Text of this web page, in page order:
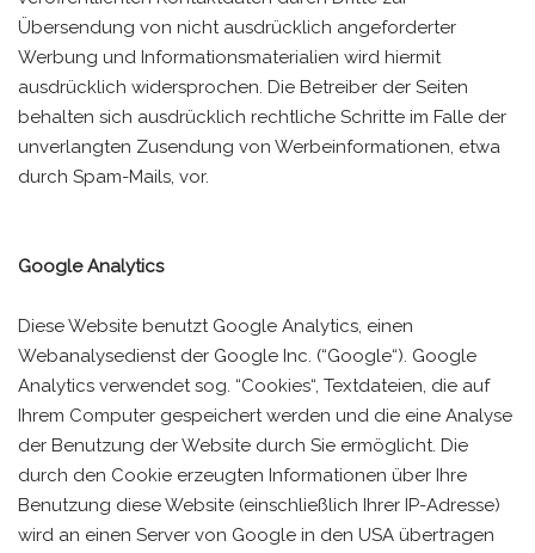
Übersendung von nicht ausdrücklich angeforderter
Werbung und Informationsmaterialien wird hiermit
ausdrücklich widersprochen. Die Betreiber der Seiten
behalten sich ausdrücklich rechtliche Schritte im Falle der
unverlangten Zusendung von Werbeinformationen, etwa
durch Spam-Mails, vor.
Google Analytics
Diese Website benutzt Google Analytics, einen
Webanalysedienst der Google Inc. (“Google“). Google
Analytics verwendet sog. “Cookies“, Textdateien, die auf
Ihrem Computer gespeichert werden und die eine Analyse
der Benutzung der Website durch Sie ermöglicht. Die
durch den Cookie erzeugten Informationen über Ihre
Benutzung diese Website (einschließlich Ihrer IP-Adresse)
wird an einen Server von Google in den USA übertragen